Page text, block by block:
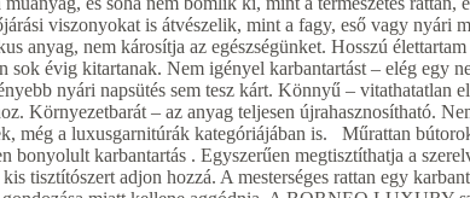
viszonyokat is átvészelik, mint a fagy, eső vagy nyári
anyag, nem károsítja az egészségünket. Hosszú
sok évig kitartanak. Nem igényel karbantartást – elég egy
nyári napsütés sem tesz kárt. Könnyű – vitathatatlan
Környezetbarát – az anyag teljesen újrahasznosítható.
még a luxusgarnitúrák kategóriájában is. Műrattan
bonyolult karbantartás . Egyszerűen megtisztíthatja a
tisztítószert adjon hozzá. A mesterséges rattan egy